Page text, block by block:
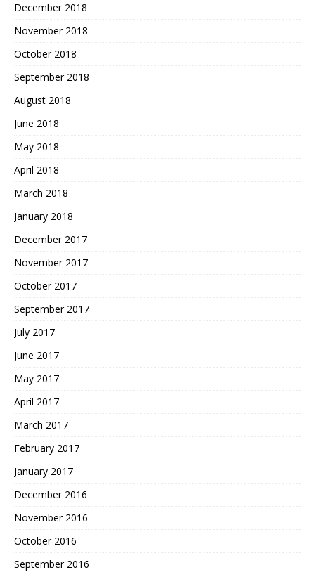
December 2018
November 2018
October 2018
September 2018
August 2018
June 2018
May 2018
April 2018
March 2018
January 2018
December 2017
November 2017
October 2017
September 2017
July 2017
June 2017
May 2017
April 2017
March 2017
February 2017
January 2017
December 2016
November 2016
October 2016
September 2016